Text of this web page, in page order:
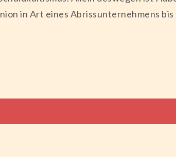
in Art eines Abrissunternehmens